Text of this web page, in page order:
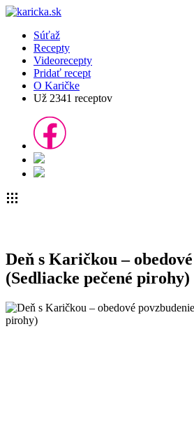
Súťaž
Recepty
Videorecepty
Pridať recept
O Karičke
Už 2341 receptov
Deň s Karičkou –
(Sedliacke pečené pirohy)